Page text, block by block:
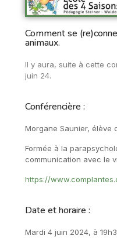
Comment se
animaux.
Il y aura, suite à cette
juin 24.
Conférencière :
Morgane Saunier, élève
Formée à la
communication avec le
https://
Date et horaire :
Mardi 4 juin 2024, à